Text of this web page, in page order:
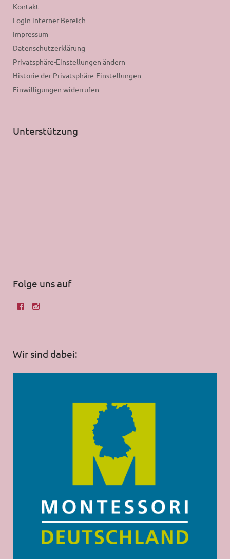
Kontakt
Login interner Bereich
Impressum
Datenschutzerklärung
Privatsphäre-Einstellungen ändern
Historie der Privatsphäre-Einstellungen
Einwilligungen widerrufen
Unterstützung
Folge uns auf
Wir sind dabei: